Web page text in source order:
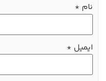
نام *
ایمیل *